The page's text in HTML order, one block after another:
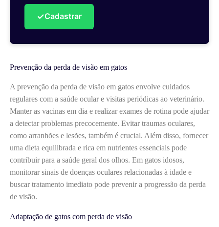
✓Cadastrar
Prevenção da perda de visão em gatos
A prevenção da perda de visão em gatos envolve cuidados
regulares com a saúde ocular e visitas periódicas ao veterinário.
Manter as vacinas em dia e realizar exames de rotina pode ajudar
a detectar problemas precocemente. Evitar traumas oculares,
como arranhões e lesões, também é crucial. Além disso, fornecer
uma dieta equilibrada e rica em nutrientes essenciais pode
contribuir para a saúde geral dos olhos. Em gatos idosos,
monitorar sinais de doenças oculares relacionadas à idade e
buscar tratamento imediato pode prevenir a progressão da perda
de visão.
Adaptação de gatos com perda de visão